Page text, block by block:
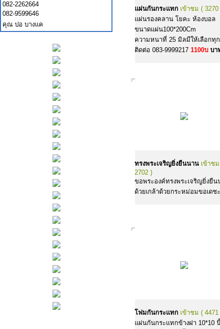
082-2262664
082-9599646
คุณ ปอ บางแค
แผ่นกันกระแทก เข้าชม ( 3270
แผ่นรองคลาน โยคะ ห้องบอล
ขนาดแผ่น100*200Cm
ความหนาที่ 25 มิลมีให้เลือกทุ
ติดต่อ 083-99992171100บบา
ทรงพระเจริญยิ่งยืนนาน เข้าช
2702 )
ขอพระองค์ทรงพระเจริญยิ่งยืน
ด้วยเกล้าด้วยกระหม่อมขอเดช
โฟมกันกระแทก เข้าชม ( 4471
แผ่นกันกระแทกข้างฝา 10*10